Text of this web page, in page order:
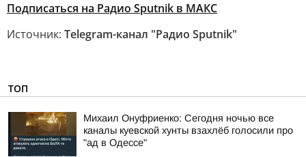
Подписаться на Радио Sputnik в МАКС
Источник: Telegram-канал "Радио Sputnik"
ТОП
Михаил Онуфриенко: Сегодня ночью все
каналы куевской хунты взахлёб голосили про
"ад в Одессе"